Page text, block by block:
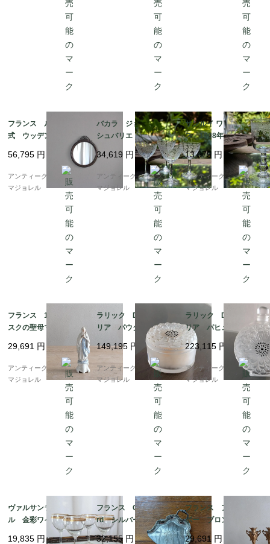
フランス ルイ16世様
式 ウッデンミラー 6
56,795 円
アンティークギャラリー
マジョレル
バカラ ジョルジュ・
シュバリエ フォント
ネー ローズ柄 グラ
ス 105mm 7952
34,619 円
アンティークギャラリー
マジョレル
サンルイ ワイングラ
ス 1908年カタログ掲
載 115mm 7954
13,675 円
アンティークギャラリー
マジョレル
フランス 19世紀 ビ
スクの聖母マリア像 7
29,691 円
アンティークギャラリー
マジョレル
ラリック Dahlia ダ
リア パウダーケー
149,195 円
アンティークギャラリー
マジョレル
ラリック Dahlia ダ
リア パヒュームボト
ル 香水瓶 7095
223,115 円
アンティークギャラリー
マジョレル
ヴァルサンランベー
ル 金彩ワイングラ
ス 121mm 6868
19,835 円
フランス Cailar Baya
rd シルバープレー
ト ダストパン 0879
32,155 円
フランス アールヌー
ボー ブロンズキャン
ドルスタンド 7024
29,691 円